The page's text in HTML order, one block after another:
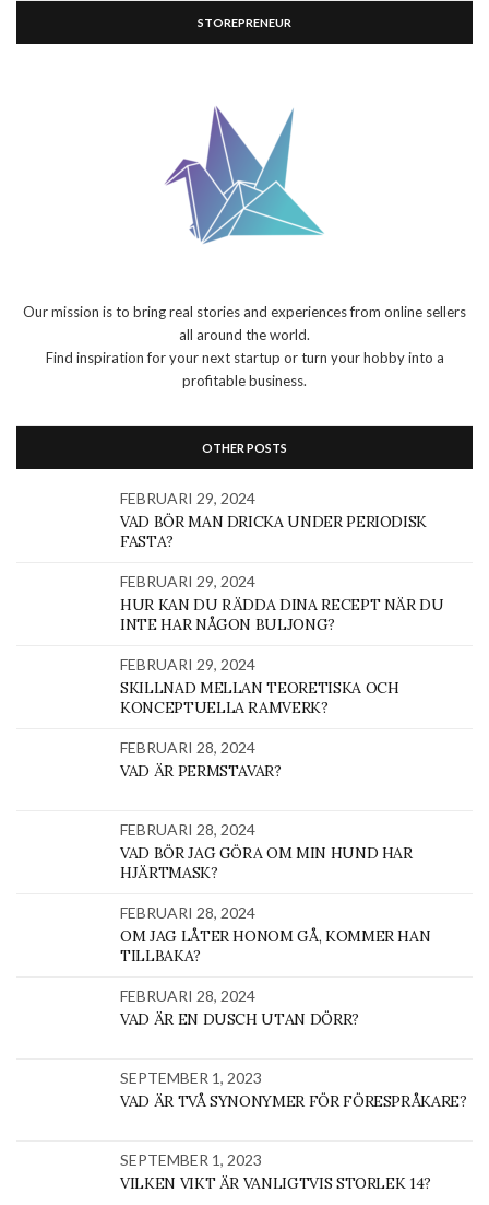
STOREPRENEUR
Our mission is to bring real stories and experiences from online sellers
all around the world.
Find inspiration for your next startup or turn your hobby into a
profitable business.
OTHER POSTS
FEBRUARI 29, 2024
VAD BÖR MAN DRICKA UNDER PERIODISK
FASTA?
FEBRUARI 29, 2024
HUR KAN DU RÄDDA DINA RECEPT NÄR DU
INTE HAR NÅGON BULJONG?
FEBRUARI 29, 2024
SKILLNAD MELLAN TEORETISKA OCH
KONCEPTUELLA RAMVERK?
FEBRUARI 28, 2024
VAD ÄR PERMSTAVAR?
FEBRUARI 28, 2024
VAD BÖR JAG GÖRA OM MIN HUND HAR
HJÄRTMASK?
FEBRUARI 28, 2024
OM JAG LÅTER HONOM GÅ, KOMMER HAN
TILLBAKA?
FEBRUARI 28, 2024
VAD ÄR EN DUSCH UTAN DÖRR?
SEPTEMBER 1, 2023
VAD ÄR TVÅ SYNONYMER FÖR FÖRESPRÅKARE?
SEPTEMBER 1, 2023
VILKEN VIKT ÄR VANLIGTVIS STORLEK 14?